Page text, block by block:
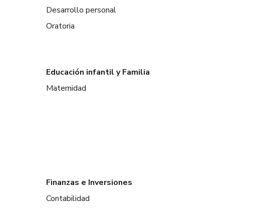
Desarrollo personal
Oratoria
Educación infantil y Familia
Maternidad
Finanzas e Inversiones
Contabilidad